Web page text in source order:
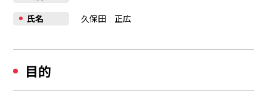
氏名
久保田 正広
目的